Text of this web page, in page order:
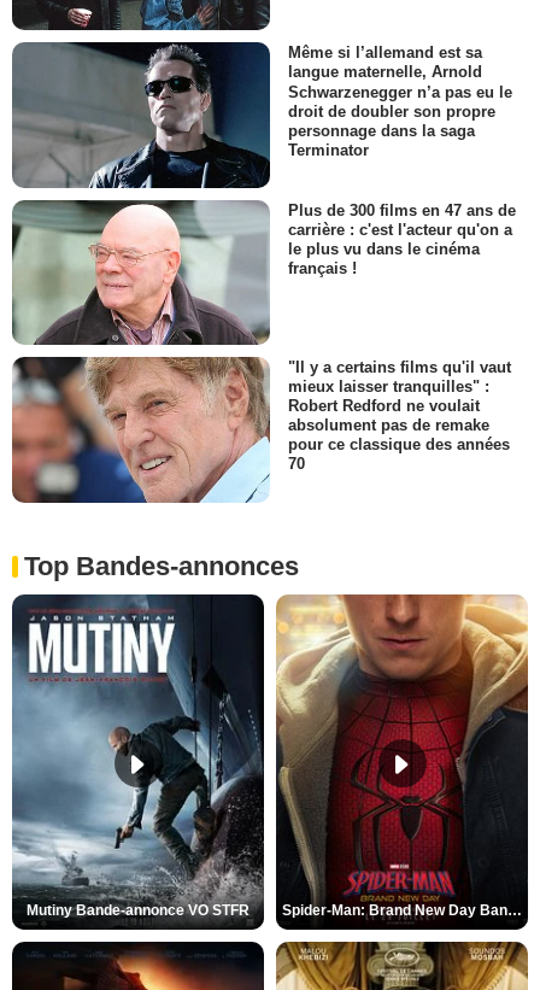
Même si l’allemand est sa
langue maternelle, Arnold
Schwarzenegger n’a pas eu le
droit de doubler son propre
personnage dans la saga
Terminator
Plus de 300 films en 47 ans de
carrière : c'est l'acteur qu'on a
le plus vu dans le cinéma
français !
"Il y a certains films qu'il vaut
mieux laisser tranquilles" :
Robert Redford ne voulait
absolument pas de remake
pour ce classique des années
70
Top Bandes-annonces
Mutiny Bande-annonce VO STFR Spider-Man: Brand New Day Bande-annonce VO STFR